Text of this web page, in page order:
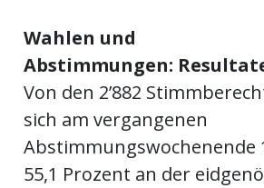
App
Auw
Wahlen und
Abstimmungen:
Von den 2’882
sich am vergangenen
Abstimmungswochenende
55,1 Prozent an der